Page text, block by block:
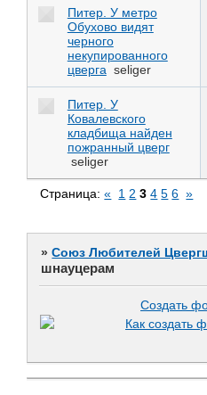
Питер. У метро
Обухово видят
черного
некупированного
цверга seliger
Питер. У
Ковалевского
кладбища найден
пожранный цверг
seliger
Страница:« 1 2 3 4 5 6 »
»Союз Любителей
шнауцерам
Создать